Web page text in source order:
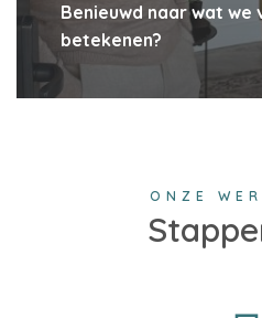
Benieuwd naar wat we
betekenen?
ONZE